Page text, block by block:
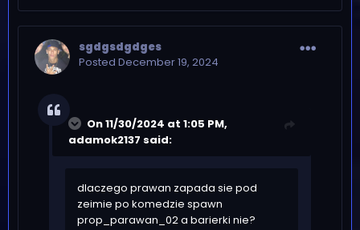
sgdgsdgdges
Posted December 19, 2024
On 11/30/2024 at 1:05 PM,
adamok2137 said:
dlaczego prawan zapada sie pod
zeimie po komedzie spawn
prop_parawan_02 a barierki nie?